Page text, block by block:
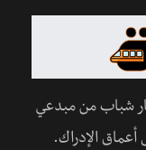
شباب من مبدعي
الإدراك.